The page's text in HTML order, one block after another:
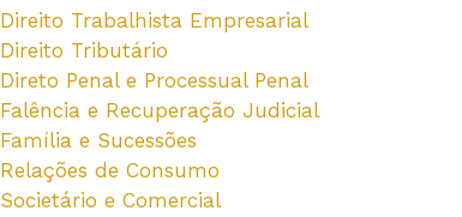
Direito Trabalhista Empresarial
Direito Tributário
Direto Penal e Processual Penal
Falência e Recuperação Judicial
Família e Sucessões
Relações de Consumo
Societário e Comercial